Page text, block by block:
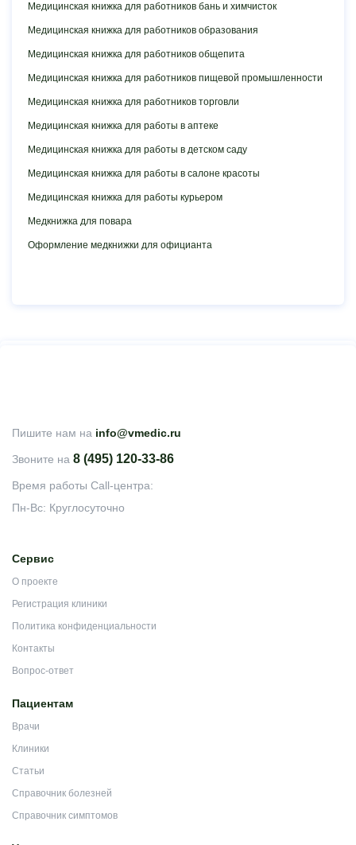
Медицинская книжка для работников бань и химчисток
Медицинская книжка для работников образования
Медицинская книжка для работников общепита
Медицинская книжка для работников пищевой промышленности
Медицинская книжка для работников торговли
Медицинская книжка для работы в аптеке
Медицинская книжка для работы в детском саду
Медицинская книжка для работы в салоне красоты
Медицинская книжка для работы курьером
Медкнижка для повара
Оформление медкнижки для официанта
Сервис
О проекте
Регистрация клиники
Политика конфиденциальности
Контакты
Вопрос-ответ
Пациентам
Врачи
Клиники
Статьи
Справочник болезней
Справочник симптомов
Пишите нам на info@vmedic.ru
Звоните на 8 (495) 120-33-86
Время работы Call-центра:
Пн-Вс: Круглосуточно